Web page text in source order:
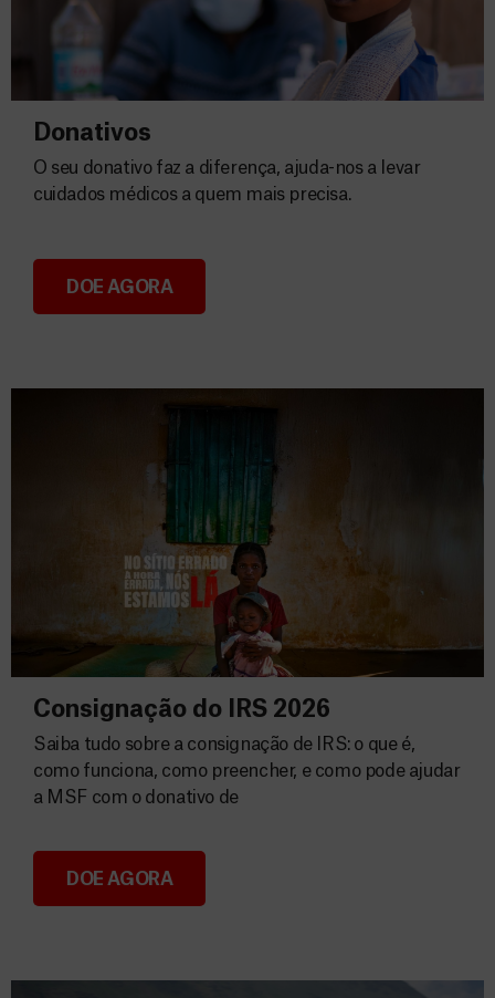
Donativos
Donativos
O seu donativo faz a diferença, ajuda-nos a levar
cuidados médicos a quem mais precisa.
DOE AGORA
Consignação do IRS 2026
Consignação do IRS 2026
Saiba tudo sobre a consignação de IRS: o que é,
como funciona, como preencher, e como pode ajudar
a MSF com o donativo de
DOE AGORA